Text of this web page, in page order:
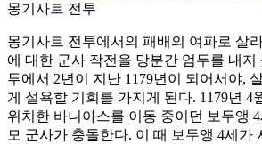
몽기사르 전투
몽기사르 전투에서의 패배의 여파로 살
에 대한 군사 작전을 당분간 엄두를 내지
투에서 2년이 지난 1179년이 되어서야,
게 설욕할 기회를 가지게 된다. 1179년 4
위치한 바니아스를 이동 중이던 보두앵
모 군사가 충돌한다. 이 때 보두앵 4세가